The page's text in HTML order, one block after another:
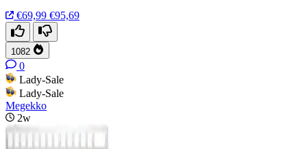
€69,99 €95,69
1082
0
Lady-Sale
Lady-Sale
Megekko
2w